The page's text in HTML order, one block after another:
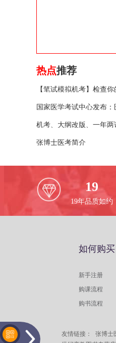
热点推荐
【笔试模拟机考】检查你
国家医学考试中心发布
机考、大纲改版、一年
张博士医考简介
19
19年品质如约
如何购买
新手注册
购课流程
购书流程
友情链接： 张博士